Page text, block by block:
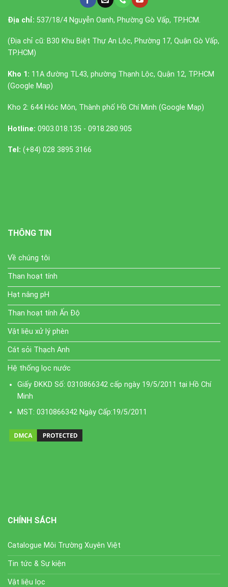
Địa chỉ: 537/18/4 Nguyễn Oanh, Phường Gò Vấp, TP.HCM.
(Địa chỉ cũ: B30 Khu Biệt Thự An Lộc, Phường 17, Quận Gò Vấp,
TP.HCM)
Kho 1: 11A đường TL43, phường Thạnh Lộc, Quận 12, TP.HCM
(Google Map)
Kho 2: 644 Hóc Môn, Thành phố Hồ Chí Minh (Google Map)
Hotline: 0903.018.135 - 0918.280.905
Tel: (+84) 028 3895 3166
THÔNG TIN
Về chúng tôi
Than hoạt tính
Hạt nâng pH
Than hoạt tính Ấn Độ
Vật liệu xử lý phèn
Cát sỏi Thạch Anh
Hệ thống lọc nước
Giấy ĐKKD Số: 0310866342 cấp ngày 19/5/2011 tại Hồ Chí
Minh
MST: 0310866342 Ngày Cấp:19/5/2011
CHÍNH SÁCH
Catalogue Môi Trường Xuyên Việt
Tin tức & Sự kiện
Vật liệu lọc